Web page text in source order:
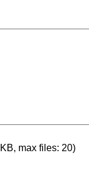
max files: 20)